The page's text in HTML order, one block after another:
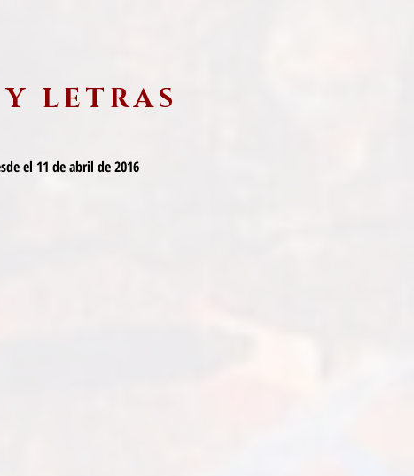
LETRAS
el 11 de abril de 2016